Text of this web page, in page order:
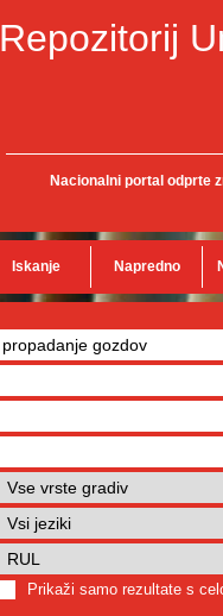
Repozitorij
Nacionalni portal odprte
Iskanje Napredno
Prikaži samo rezultate s